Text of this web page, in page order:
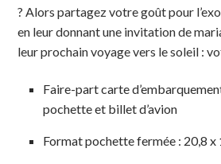
? Alors partagez votre goût pour
en leur donnant une invitation de
leur prochain voyage vers le soleil :
Faire-part carte
pochette et billet d’avion
Format pochette fermée : 20,8 x